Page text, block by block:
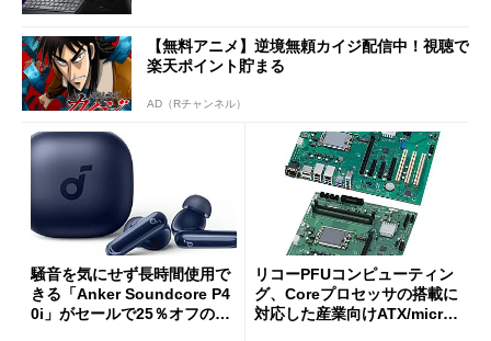
【無料アニメ】逆境無頼カイジ配信中！視聴で
楽天ポイント貯まる
AD（Rチャンネル）
騒音を気にせず長時間使用で
きる「Anker Soundcore P4
0i」がセールで25％オフの59
リコーPFUコンピューティン
グ、Coreプロセッサの搭載に
対応した産業向けATX/micro